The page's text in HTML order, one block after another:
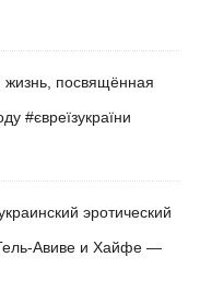
посвящённая
#євреїзукраїни
эротический
Авиве и Хайфе —